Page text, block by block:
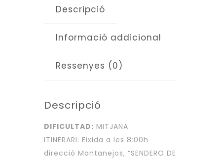
Descripció
Informació addicional
Ressenyes (0)
Descripció
DIFICULTAD: MITJANA
ITINERARI: Eixida a les 8:00h
direcció Montanejos, “SENDERO DE